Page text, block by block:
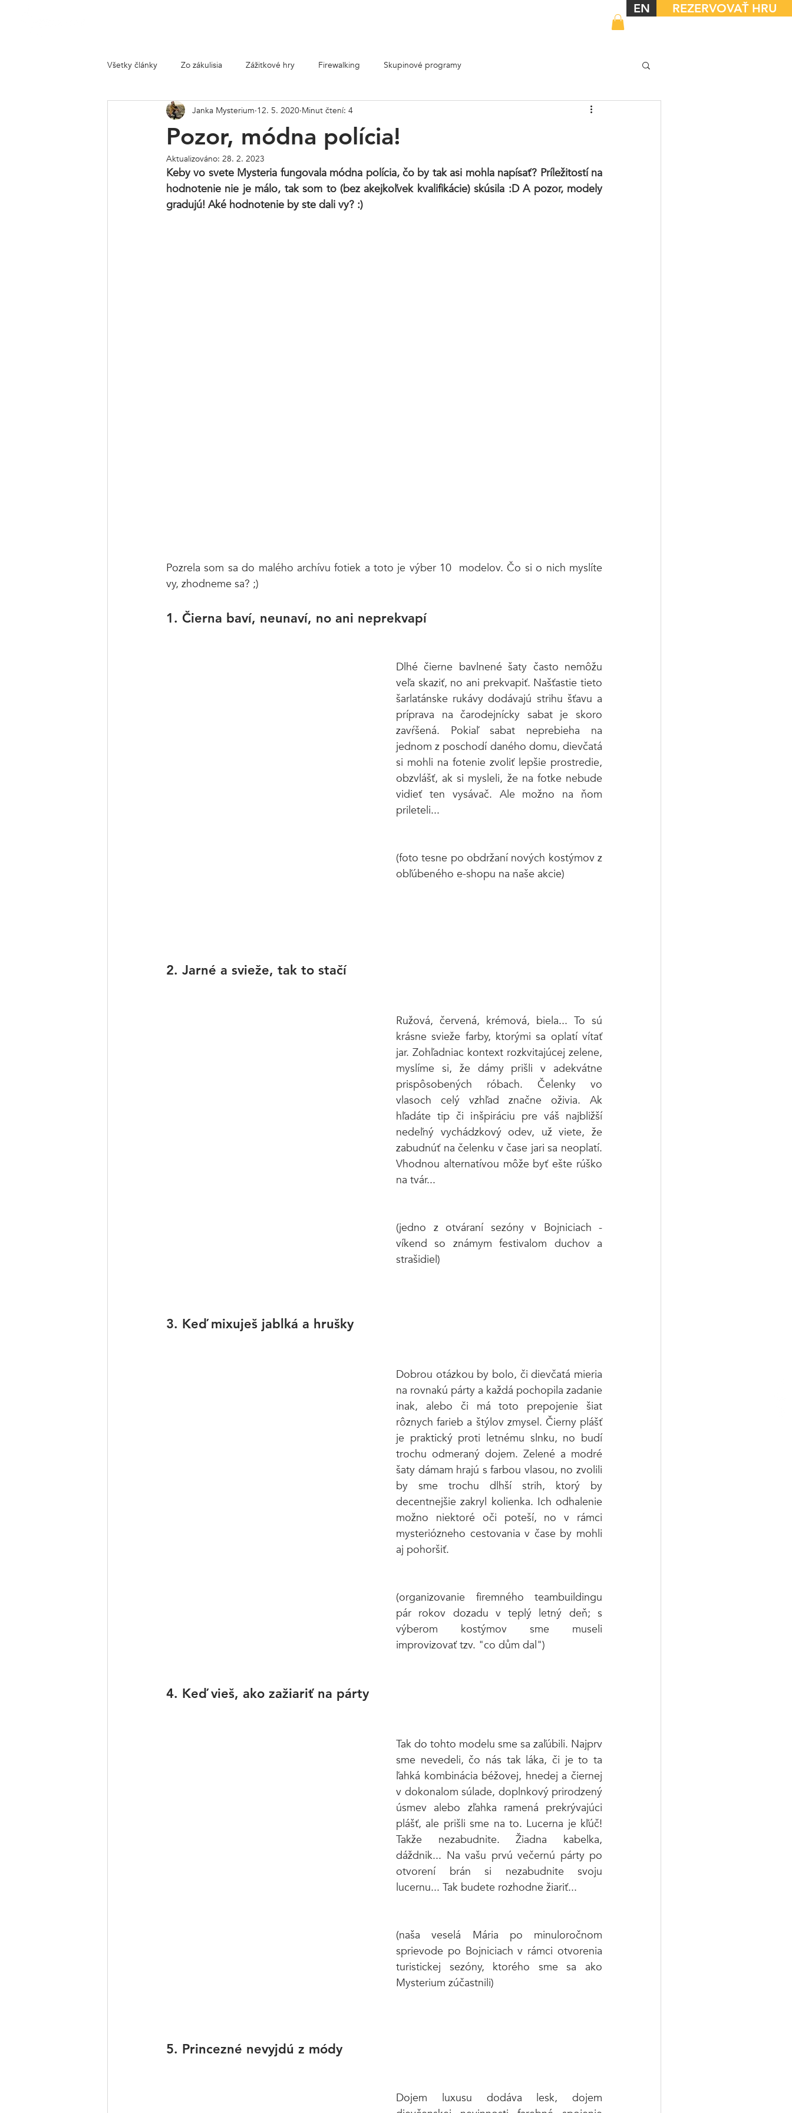
REZERVOVAŤ HRU
EN
Všetky články Zo zákulisia Zážitkové hry Firewalking Skupinové programy
Pozor, módna polícia!
Janka Mysterium 12. 5. 2020 Minut čtení: 4
Aktualizováno: 28. 2. 2023
Keby vo svete Mysteria fungovala módna polícia, čo by tak asi mohla napísať? Príležitostí na
hodnotenie nie je málo, tak som to (bez akejkoľvek kvalifikácie) skúsila :D A pozor, modely
gradujú! Aké hodnotenie by ste dali vy? :)
Pozrela som sa do malého archívu fotiek a toto je výber 10  modelov. Čo si o nich myslíte
vy, zhodneme sa? ;)
1. Čierna baví, neunaví, no ani neprekvapí
Dlhé čierne bavlnené šaty často nemôžu
veľa skaziť, no ani prekvapiť. Našťastie tieto
šarlatánske rukávy dodávajú strihu šťavu a
príprava na čarodejnícky sabat je skoro
zavŕšená. Pokiaľ sabat neprebieha na
jednom z poschodí daného domu, dievčatá
si mohli na fotenie zvoliť lepšie prostredie,
obzvlášť, ak si mysleli, že na fotke nebude
vidieť ten vysávač. Ale možno na ňom
prileteli...
(foto tesne po obdržaní nových kostýmov z
obľúbeného e-shopu na naše akcie)
2. Jarné a svieže, tak to stačí
Ružová, červená, krémová, biela... To sú
krásne svieže farby, ktorými sa oplatí vítať
jar. Zohľadniac kontext rozkvitajúcej zelene,
myslíme si, že dámy prišli v adekvátne
prispôsobených róbach. Čelenky vo
vlasoch celý vzhľad značne oživia. Ak
hľadáte tip či inšpiráciu pre váš najbližší
nedeľný vychádzkový odev, už viete, že
zabudnúť na čelenku v čase jari sa neoplatí.
Vhodnou alternatívou môže byť ešte rúško
na tvár...
(jedno z otváraní sezóny v Bojniciach -
víkend so známym festivalom duchov a
strašidiel)
3. Keď mixuješ jablká a hrušky
Dobrou otázkou by bolo, či dievčatá mieria
na rovnakú párty a každá pochopila zadanie
inak, alebo či má toto prepojenie šiat
rôznych farieb a štýlov zmysel. Čierny plášť
je praktický proti letnému slnku, no budí
trochu odmeraný dojem. Zelené a modré
šaty dámam hrajú s farbou vlasou, no zvolili
by sme trochu dlhší strih, ktorý by
decentnejšie zakryl kolienka. Ich odhalenie
možno niektoré oči poteší, no v rámci
mysteriózneho cestovania v čase by mohli
aj pohoršiť.
(organizovanie firemného teambuildingu
pár rokov dozadu v teplý letný deň; s
výberom kostýmov sme museli
improvizovať tzv. "co dům dal")
4. Keď vieš, ako zažiariť na párty
Tak do tohto modelu sme sa zaľúbili. Najprv
sme nevedeli, čo nás tak láka, či je to ta
ľahká kombinácia béžovej, hnedej a čiernej
v dokonalom súlade, doplnkový prirodzený
úsmev alebo zľahka ramená prekrývajúci
plášť, ale prišli sme na to. Lucerna je kľúč!
Takže nezabudnite. Žiadna kabelka,
dáždnik... Na vašu prvú večernú párty po
otvorení brán si nezabudnite svoju
lucernu... Tak budete rozhodne žiariť...
(naša veselá Mária po minuloročnom
sprievode po Bojniciach v rámci otvorenia
turistickej sezóny, ktorého sme sa ako
Mysterium zúčastnili)
5. Princezné nevyjdú z módy
Dojem luxusu dodáva lesk, dojem